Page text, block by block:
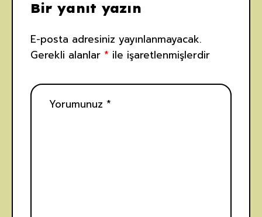
Bir yanıt yazın
E-posta adresiniz yayınlanmayacak.
Gerekli alanlar * ile işaretlenmişlerdir